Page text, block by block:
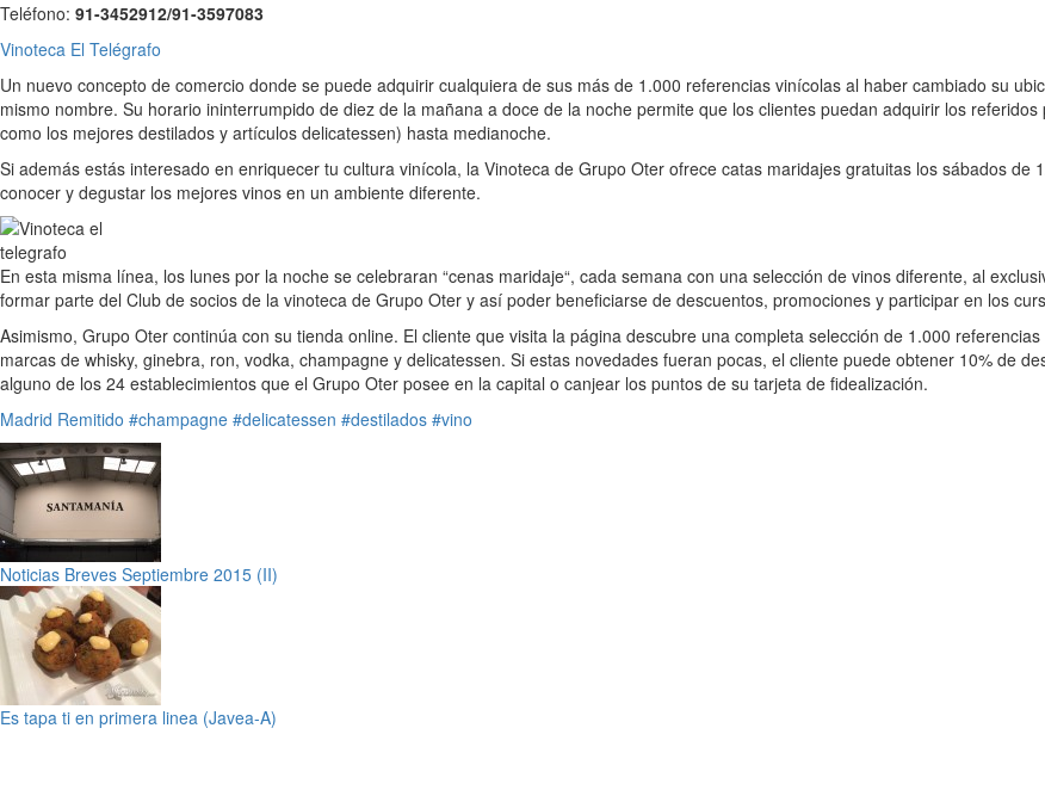
Teléfono: 91-3452912/91-3597083
Vinoteca El Telégrafo
Un nuevo concepto de comercio donde se puede adquirir cualquiera de sus más de 1.000 referencias vinícolas al haber cambiado su
mismo nombre. Su horario ininterrumpido de diez de la mañana a doce de la noche permite que los clientes puedan adquirir los
como los mejores destilados y artículos delicatessen) hasta medianoche.
Si además estás interesado en enriquecer tu cultura vinícola, la Vinoteca de Grupo Oter ofrece catas maridajes gratuitas los sábados
conocer y degustar los mejores vinos en un ambiente diferente.
En esta misma línea, los lunes por la noche se celebraran “cenas maridaje“, cada semana con una selección de vinos diferente, al
formar parte del Club de socios de la vinoteca de Grupo Oter y así poder beneficiarse de descuentos, promociones y participar en los
Asimismo, Grupo Oter continúa con su tienda online. El cliente que visita la página descubre una completa selección de 1.000
marcas de whisky, ginebra, ron, vodka, champagne y delicatessen. Si estas novedades fueran pocas, el cliente puede obtener 10% de
alguno de los 24 establecimientos que el Grupo Oter posee en la capital o canjear los puntos de su tarjeta de fidealización.
Madrid Remitido #champagne #delicatessen #destilados #vino
Noticias Breves Septiembre 2015 (II)
Es tapa ti en primera linea (Javea-A)